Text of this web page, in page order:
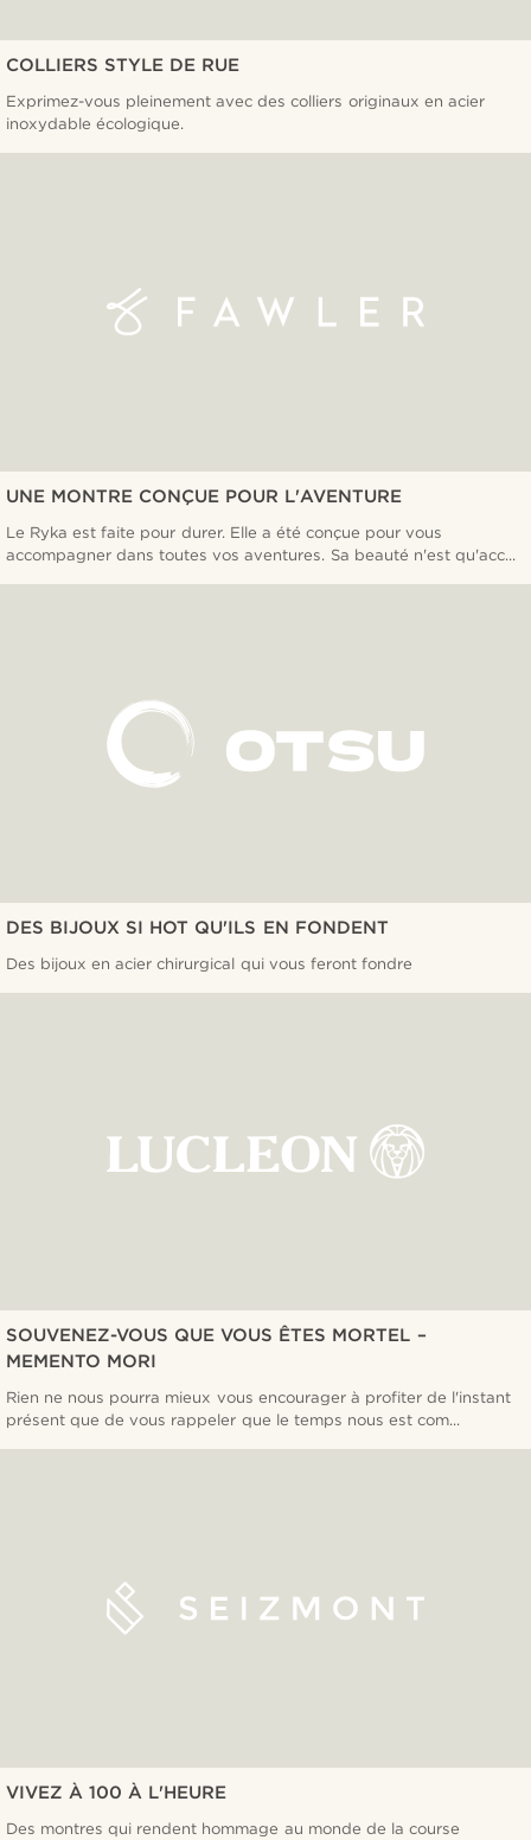
COLLIERS STYLE DE RUE
Exprimez-vous pleinement avec des colliers originaux en acier
inoxydable écologique.
UNE MONTRE CONÇUE POUR L'AVENTURE
Le Ryka est faite pour durer. Elle a été conçue pour vous
accompagner dans toutes vos aventures. Sa beauté n'est qu'acc...
DES BIJOUX SI HOT QU'ILS EN FONDENT
Des bijoux en acier chirurgical qui vous feront fondre
SOUVENEZ-VOUS QUE VOUS ÊTES MORTEL –
MEMENTO MORI
Rien ne nous pourra mieux vous encourager à profiter de l'instant
présent que de vous rappeler que le temps nous est com...
VIVEZ À 100 À L'HEURE
Des montres qui rendent hommage au monde de la course